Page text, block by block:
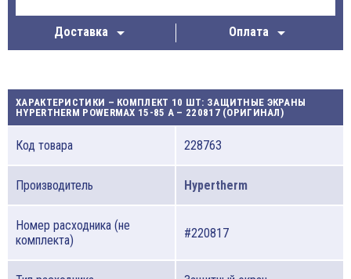
Доставка  Оплата 
ХАРАКТЕРИСТИКИ – КОМПЛЕКТ 10 ШТ: ЗАЩИТНЫЕ ЭКРАНЫ
HYPERTHERM POWERMAX 15-85 A – 220817 (ОРИГИНАЛ)
Код товара 228763
Производитель Hypertherm
Номер расходника (не
комплекта)
#220817